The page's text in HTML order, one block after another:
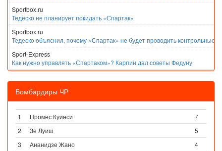
Sportbox.ru
Тедеско не планирует покидать «Спартак»
Sportbox.ru
Тедеско объяснил, почему «Спартак» не будет проводить контрольные
Sport-Express
Как нужно управлять «Спартаком»? Карпин дал советы Федуну
Бомбардиры ЧР
1 Промес Куинси
7
2
Зе Луиш
5
3
Ананидзе Жано
4